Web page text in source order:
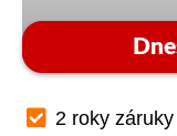
2 roky záruky